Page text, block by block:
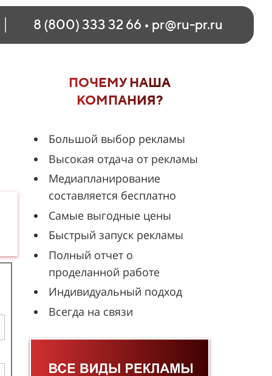
8 (800) 333 32 66 • pr@ru-pr.ru
ПОЧЕМУ НАША
КОМПАНИЯ?
Большой выбор рекламы
Высокая отдача от рекламы
Медиапланирование
составляется бесплатно
Самые выгодные цены
Быстрый запуск рекламы
Полный отчет о
проделанной работе
Индивидуальный подход
Всегда на связи